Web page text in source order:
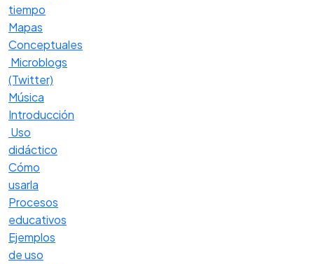
tiempo
Mapas
Conceptuales
Microblogs
(Twitter)
Música
Introducción
Uso
didáctico
Cómo
usarla
Procesos
educativos
Ejemplos
de uso